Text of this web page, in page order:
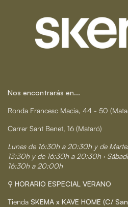
Nos encontrarás en...
Ronda Francesc Macia, 44 - 50
Carrer Sant Benet, 16 (Mataró)
Lunes de 16:30h a 20:30h y de
13:30h y de 16:30h a 20:30h ·
16:30h a 20:00h
⚲ HORARIO ESPECIAL VERANO
Tienda SKEMA x KAVE HOME (C/